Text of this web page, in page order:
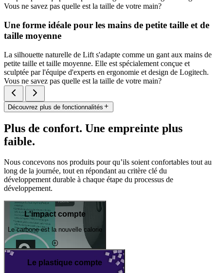
Vous ne savez pas quelle est la taille de votre main?
Une forme idéale pour les mains de petite taille et de
taille moyenne
La silhouette naturelle de Lift s'adapte comme un gant aux mains de
petite taille et taille moyenne. Elle est spécialement conçue et
sculptée par l'équipe d'experts en ergonomie et design de Logitech.
Vous ne savez pas quelle est la taille de votre main?
Découvrez plus de fonctionnalités
Plus de confort. Une empreinte plus
faible.
Nous concevons nos produits pour qu’ils soient confortables tout au
long de la journée, tout en répondant au critère clé du
développement durable à chaque étape du processus de
développement.
L'impact compte
Le carbone est la nouvelle calorie
Le plastique compte